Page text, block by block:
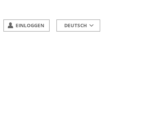
EINLOGGEN DEUTSCH